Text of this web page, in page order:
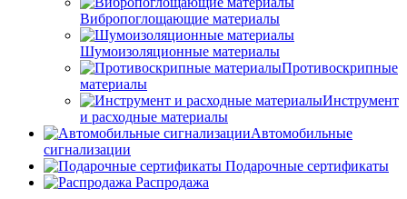
Вибропоглощающие материалы
Шумоизоляционные материалы
Противоскрипные
материалы
Инструмент
и расходные материалы
Автомобильные
сигнализации
Подарочные сертификаты
Распродажа